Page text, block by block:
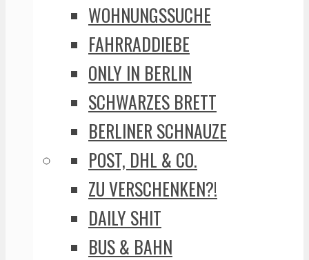
WOHNUNGSSUCHE
FAHRRADDIEBE
ONLY IN BERLIN
SCHWARZES BRETT
BERLINER SCHNAUZE
POST, DHL & CO.
ZU VERSCHENKEN?!
DAILY SHIT
BUS & BAHN